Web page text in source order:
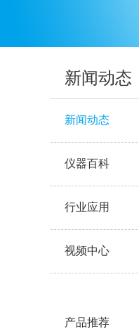
新闻动态
新闻动态
仪器百科
行业应用
视频中心
产品推荐